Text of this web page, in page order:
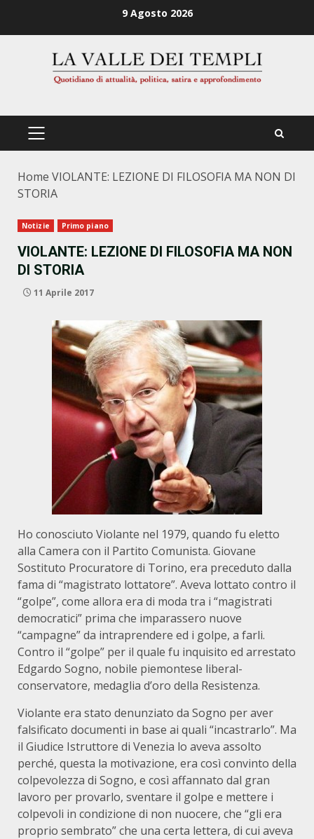
9 Agosto 2026
PRIMÄRES
Home VIOLANTE: LEZIONE DI FILOSOFIA MA NON DI
STORIA
Notizie Primo piano
VIOLANTE: LEZIONE DI FILOSOFIA MA NON
DI STORIA
11 Aprile 2017
Ho conosciuto Violante nel 1979, quando fu eletto
alla Camera con il Partito Comunista. Giovane
Sostituto Procuratore di Torino, era preceduto dalla
fama di “magistrato lottatore”. Aveva lottato contro il
“golpe”, come allora era di moda tra i “magistrati
democratici” prima che imparassero nuove
“campagne” da intraprendere ed i golpe, a farli.
Contro il “golpe” per il quale fu inquisito ed arrestato
Edgardo Sogno, nobile piemontese liberal-
conservatore, medaglia d’oro della Resistenza.
Violante era stato denunziato da Sogno per aver
falsificato documenti in base ai quali “incastrarlo”. Ma
il Giudice Istruttore di Venezia lo aveva assolto
perché, questa la motivazione, era così convinto della
colpevolezza di Sogno, e così affannato dal gran
lavoro per provarlo, sventare il golpe e mettere i
colpevoli in condizione di non nuocere, che “gli era
proprio sembrato” che una certa lettera, di cui aveva